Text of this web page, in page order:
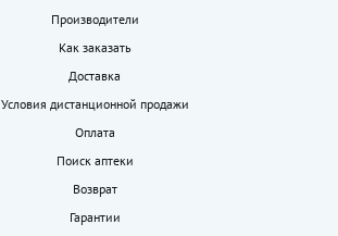
Производители
Как заказать
Доставка
Условия дистанционной продажи
Оплата
Поиск аптеки
Возврат
Гарантии